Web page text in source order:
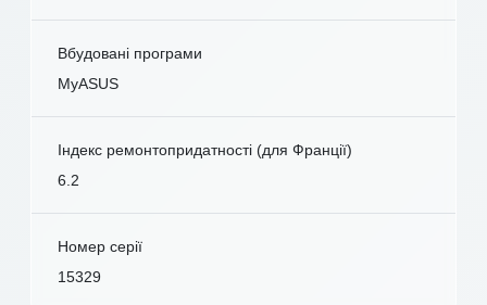
Вбудовані програми
MyASUS
Індекс ремонтопридатності (для Франції)
6.2
Номер серії
15329